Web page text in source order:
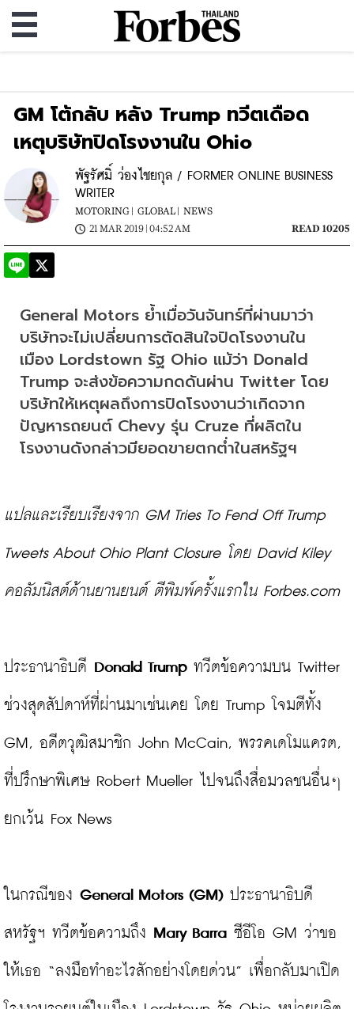
GM โต้กลับ หลัง Trump ทวีตเดือด
เหตุบริษัทปิดโรงงานใน Ohio
พัฐรัศมิ์ ว่องไชยกุล / FORMER ONLINE BUSINESS
WRITER
MOTORING | GLOBAL |
NEWS
21 MAR 2019 | 04:52 AM
READ 10205
General Motors ย้ำเมื่อวันจันทร์ที่ผ่านมาว่า
บริษัทจะไม่เปลี่ยนการตัดสินใจปิดโรงงานใน
เมือง Lordstown รัฐ Ohio แม้ว่า Donald
Trump จะส่งข้อความกดดันผ่าน Twitter โดย
บริษัทให้เหตุผลถึงการปิดโรงงานว่าเกิดจาก
ปัญหารถยนต์ Chevy รุ่น Cruze ที่ผลิตใน
โรงงานดังกล่าวมียอดขายตกต่ำในสหรัฐฯ
แปลและเรียบเรียงจาก GM Tries To Fend Off Trump
Tweets About Ohio Plant Closure โดย David Kiley
คอลัมนิสต์ด้านยานยนต์ ตีพิมพ์ครั้งแรกใน Forbes.com
ประธานาธิบดี Donald Trump ทวีตข้อความบน Twitter
ช่วงสุดสัปดาห์ที่ผ่านมาเช่นเคย โดย Trump โจมตีทั้ง
GM, อดีตวุฒิสมาชิก John McCain, พรรคเดโมแครต,
ที่ปรึกษาพิเศษ Robert Mueller ไปจนถึงสื่อมวลชนอื่นๆ
ยกเว้น Fox News
ในกรณีของ General Motors (GM) ประธานาธิบดี
สหรัฐฯ ทวีตข้อความถึง Mary Barra ซีอีโอ GM ว่าขอ
ให้เธอ “ลงมือทำอะไรสักอย่างโดยด่วน” เพื่อกลับมาเปิด